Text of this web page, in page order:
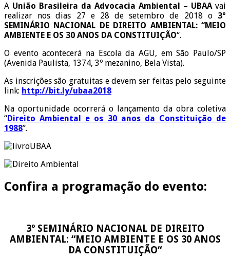
A União Brasileira da Advocacia Ambiental – UBAA vai
realizar nos dias 27 e 28 de setembro de 2018 o 3º
SEMINÁRIO NACIONAL DE DIREITO AMBIENTAL: “MEIO
AMBIENTE E OS 30 ANOS DA CONSTITUIÇÃO“.
O evento acontecerá na Escola da AGU, em São Paulo/SP
(Avenida Paulista, 1374, 3º mezanino, Bela Vista).
As inscrições são gratuitas e devem ser feitas pelo seguinte
link: http://bit.ly/ubaa2018
Na oportunidade ocorrerá o lançamento da obra coletiva
“Direito Ambiental e os 30 anos da Constituição de
1988”.
Confira a programação do evento:
3º SEMINÁRIO NACIONAL DE DIREITO
AMBIENTAL: “MEIO AMBIENTE E OS 30 ANOS
DA CONSTITUIÇÃO“